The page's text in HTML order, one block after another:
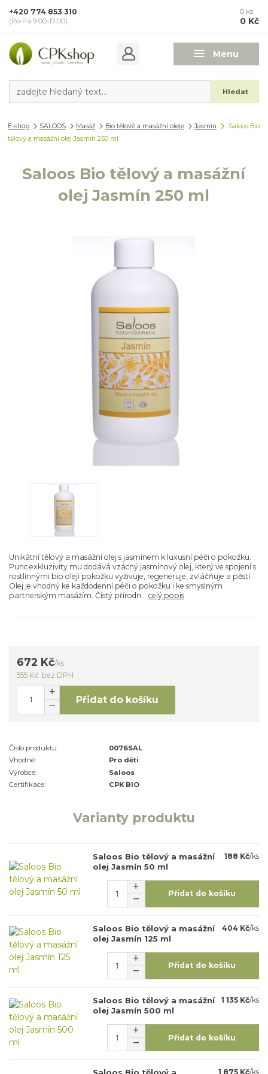
Menu
Hledat
+420 774 853 310
(Po-Pá 9:00-17:00)
0 ks
0 Kč
E-shop SALOOS Masáž Bio tělové a masážní oleje Jasmín
Saloos Bio
tělový a masážní olej Jasmín 250 ml
Saloos Bio tělový a masážní
olej Jasmín 250 ml
Unikátní tělový a masážní olej s jasmínem k luxusní péči o pokožku.
Punc exkluzivity mu dodává vzácný jasmínový olej, který ve spojení s
rostlinnými bio oleji pokožku vyživuje, regeneruje, zvláčňuje a pěstí.
Olej je vhodný ke každodenní péči o pokožku i ke smyslným
partnerským masážím. Čistý přírodn... celý popis
672 Kč/ks
555 Kč bez DPH
Přidat do košíku
Číslo produktu:
0076SAL
Vhodné:
Pro děti
Výrobce:
Saloos
Certifikace:
CPK BIO
Varianty produktu
Saloos Bio tělový a masážní
olej Jasmín 50 ml
188 Kč/ks
Přidat do košíku
Saloos Bio tělový a masážní
olej Jasmín 125 ml
404 Kč/ks
Přidat do košíku
Saloos Bio tělový a masážní
olej Jasmín 500 ml
1 135 Kč/ks
Přidat do košíku
1 875 Kč/ks